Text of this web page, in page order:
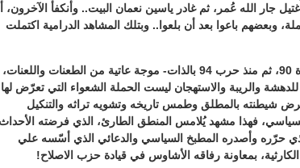
جار الله عُمر، ثم غادر ياسين نعمان البيت.. وأنكفأ الآخرون،
وبعضهم باعوا بعد أن بلعوا.. وبتلك المشاهد الدرامية اكتملت
وقد انهالت على هذا الحزب -منذ قيام وحدة 90، ثم منذ حرب 94 بالذات- موجة عاتية من الطعنات واللعنات،
والريبة والاستهجان ليست الحملة الشعواء التي تعرّض لها
شيطنته بالمطلق وطمس تاريخه وتشويه تراثه والتنكيل
فهذا مشهد يُلامس المنطق الطارئ، الذي فرضته الأحداث
حرّره وأصدره المطبخ السياسي والدعائي الذي أسّسه علي
بمعاونة رفاقه الأشاوس في قيادة حزب الاصلاح!